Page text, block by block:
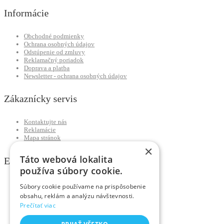
Informácie
Obchodné podmienky
Ochrana osobných údajov
Odstúpenie od zmluvy
Reklamačný poriadok
Doprava a platba
Newsletter - ochrana osobných údajov
Zákaznícky servis
Kontaktujte nás
Reklamácie
Mapa stránok
Extra
Výrobcovia
Darčekové poukážky
Partnerský program
Akciový tovar
×
Táto webová lokalita
používa súbory cookie.
Súbory cookie používame na prispôsobenie
obsahu, reklám a analýzu návštevnosti.
Prečítať viac